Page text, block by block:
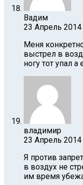
Вадим
23 Апрель 2014
Меня
выстрел в
ногу тот упал
владимир
23 Апрель 2014
Я против
в воздух не
им время